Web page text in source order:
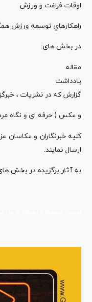
اوقات فراغت و ورزش
راهكارهاي توسعه ورزش
در بخش های:
مقاله
یادداشت
گزارش که در نشریات ،
و عکس ( حرفه ای و نگاه
ارسال نمایند.
به آثار برگزیده در بخش